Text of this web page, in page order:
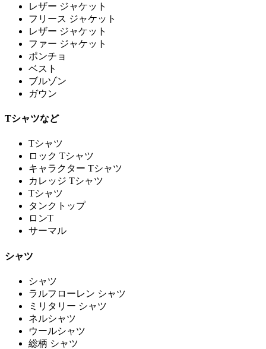
レザー ジャケット
フリース ジャケット
レザー ジャケット
ファー ジャケット
ポンチョ
ベスト
ブルゾン
ガウン
Tシャツなど
Tシャツ
ロック Tシャツ
キャラクター Tシャツ
カレッジ Tシャツ
Tシャツ
タンクトップ
ロンT
サーマル
シャツ
シャツ
ラルフローレン シャツ
ミリタリー シャツ
ネルシャツ
ウールシャツ
総柄 シャツ